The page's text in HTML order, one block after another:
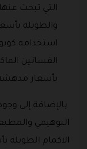
التي تبحث
والطويلة
استخدامه
الفساتين
بأسعار
بالإضافة إلى
البوهيمي
الاكمام الطويلة